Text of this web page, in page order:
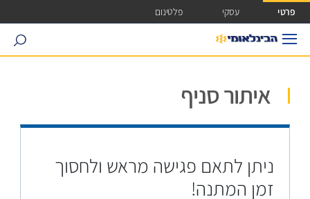
גישה ישירה לכפתור כניסה לחשבונך
פרטי עסקי פלטינום
search
איתור סניף
ניתן לתאם פגישה מראש ולחסוך
זמן המתנה!